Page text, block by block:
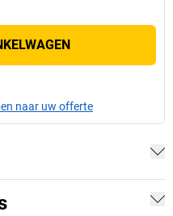
naar uw offerte